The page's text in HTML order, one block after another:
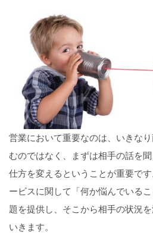
営業において重要なのは、いきな
むのではなく、まずは相手の話を
仕方を変えるということが重要で
ービスに関して「何か悩んでいる
題を提供し、そこから相手の状況
いきます。